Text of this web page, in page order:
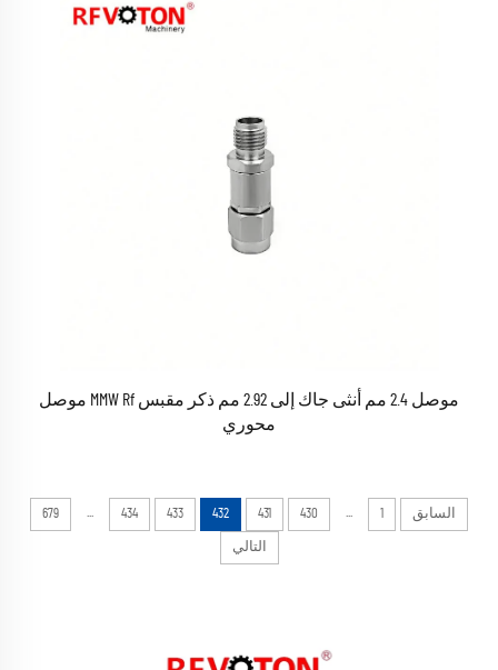
موصل 2.4 مم أنثى جاك إلى 2.92 مم ذكر مقبس MMW Rf موصل
محوري
السابق 1
...
430
431
432
433
434
...
679
التالي